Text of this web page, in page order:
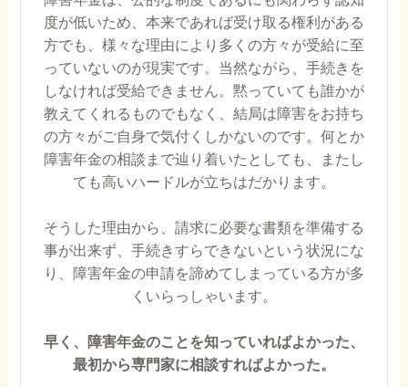
度が低いため、本来であれば受け取る権利がある
方でも、様々な理由により多くの方々が受給に至
っていないのが現実です。当然ながら、手続きを
しなければ受給できません。黙っていても誰かが
教えてくれるものでもなく、結局は障害をお持ち
の方々がご自身で気付くしかないのです。何とか
障害年金の相談まで辿り着いたとしても、またし
ても高いハードルが立ちはだかります。
そうした理由から、請求に必要な書類を準備する
事が出来ず、手続きすらできないという状況にな
り、障害年金の申請を諦めてしまっている方が多
くいらっしゃいます。
早く、障害年金のことを知っていればよかった、
最初から専門家に相談すればよかった。